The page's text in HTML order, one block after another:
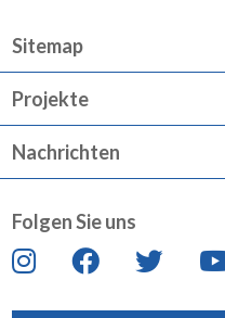
Sitemap
Projekte
Nachrichten
Folgen Sie uns